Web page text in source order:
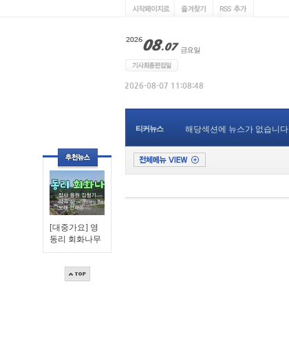
[대중가요] 영
동리 회화나무
티커뉴스 해당섹션에 뉴스가 없습니다